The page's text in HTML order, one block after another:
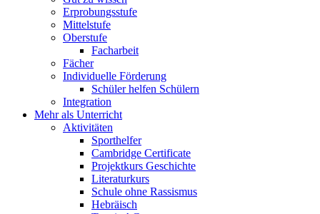
Erprobungsstufe
Mittelstufe
Oberstufe
Facharbeit
Fächer
Individuelle Förderung
Schüler helfen Schülern
Integration
Mehr als Unterricht
Aktivitäten
Sporthelfer
Cambridge Certificate
Projektkurs Geschichte
Literaturkurs
Schule ohne Rassismus
Hebräisch